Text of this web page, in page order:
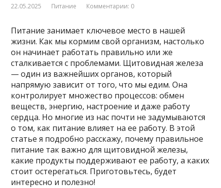
22.05.2025 Питание Комментарии: 0
Питание занимает ключевое место в нашей
жизни. Как мы кормим свой организм, настолько
он начинает работать правильно или же
сталкивается с проблемами. Щитовидная железа
— один из важнейших органов, который
напрямую зависит от того, что мы едим. Она
контролирует множество процессов: обмен
веществ, энергию, настроение и даже работу
сердца. Но многие из нас почти не задумываются
о том, как питание влияет на ее работу. В этой
статье я подробно расскажу, почему правильное
питание так важно для щитовидной железы,
какие продукты поддерживают ее работу, а каких
стоит остерегаться. Приготовьтесь, будет
интересно и полезно!